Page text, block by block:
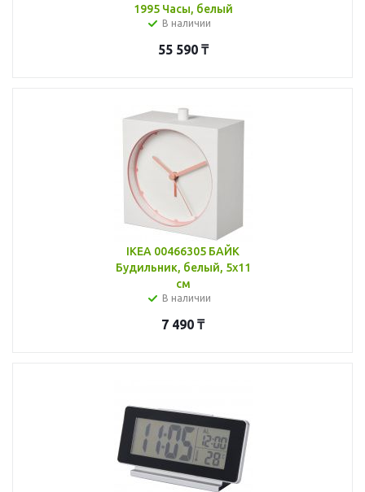
1995 Часы, белый
В наличии
55 590₸
IKEA 00466305 БАЙК
Будильник, белый, 5x11
см
В наличии
7 490 ₸